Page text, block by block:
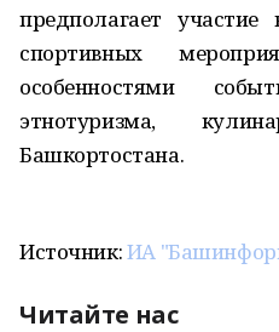
предполагает участие
спортивных
особенностями
этнотуризма,
Башкортостана.
Источник:ИА
Читайте нас